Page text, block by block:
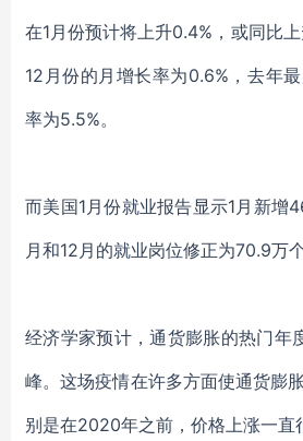
在1月份预计将上升0.4%，或同比
12月份的月增长率为0.6%，去年
率为5.5%。
而美国1月份就业报告显示1月新增
月和12月的就业岗位修正为70.9万个
经济学家预计，通货膨胀的热门年
峰。这场疫情在许多方面使通货膨
别是在2020年之前，价格上涨一直